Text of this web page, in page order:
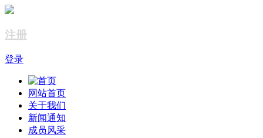
注册
登录
网站首页
关于我们
新闻通知
成员风采